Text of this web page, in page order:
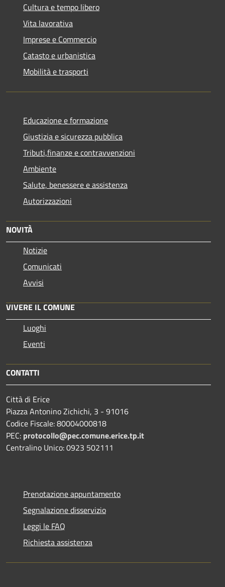
Cultura e tempo libero
Vita lavorativa
Imprese e Commercio
Catasto e urbanistica
Mobilità e trasporti
Educazione e formazione
Giustizia e sicurezza pubblica
Tributi,finanze e contravvenzioni
Ambiente
Salute, benessere e assistenza
Autorizzazioni
NOVITÀ
Notizie
Comunicati
Avvisi
VIVERE IL COMUNE
Luoghi
Eventi
CONTATTI
Città di Erice
Piazza Antonino Zichichi, 3 - 91016
Codice Fiscale: 80004000818
PEC: protocollo@pec.comune.erice.tp.it
Centralino Unico: 0923 502111
Prenotazione appuntamento
Segnalazione disservizio
Leggi le FAQ
Richiesta assistenza